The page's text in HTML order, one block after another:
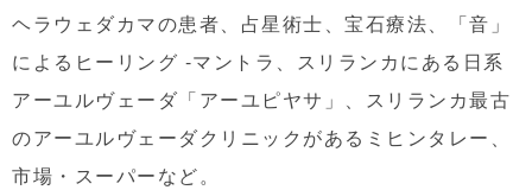
ヘラウェダカマの患者、占星術士、宝石療法、「音」
によるヒーリング -マントラ、スリランカにある日系
アーユルヴェーダ「アーユピヤサ」、スリランカ最古
のアーユルヴェーダクリニックがあるミヒンタレー、
市場・スーパーなど。